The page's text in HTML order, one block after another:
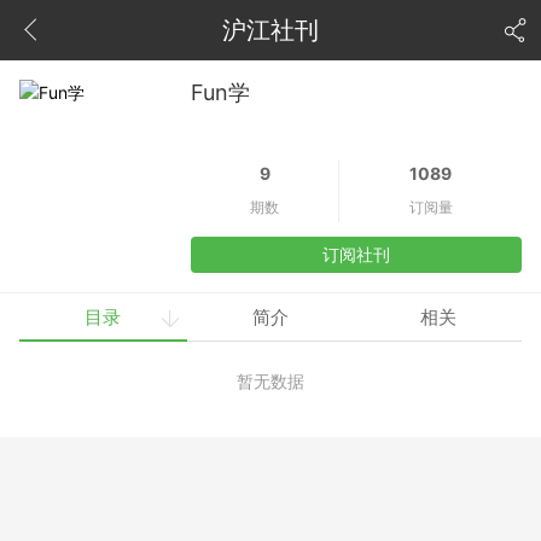
沪江社刊
Fun学
9
期数
1089
订阅量
订阅社刊
目录 简介 相关
暂无数据